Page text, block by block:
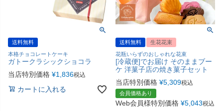
送料無料
本格チョコレートケーキ
ガトークラシックショコラ
当店特別価格 ¥1,836税込
カートに入れる
送料無料
生花花束
花瓶いらずのおしゃれな花束
[冷蔵便]でお届け そのままブー
ケ 洋菓子店の焼き菓子セット
当店特別価格 ¥5,309税込
会員価格あり
Web会員様特別価格 ¥5,043税込